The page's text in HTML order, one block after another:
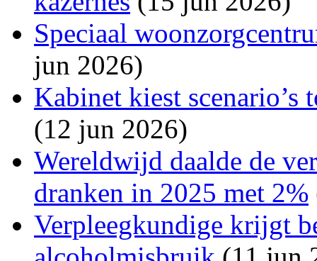
Speciaal
jun 2026)
Kabinet kiest
(12 jun 2026)
Wereldwijd daalde de
dranken in 2025 met 2%
Verpleegkundige krijgt